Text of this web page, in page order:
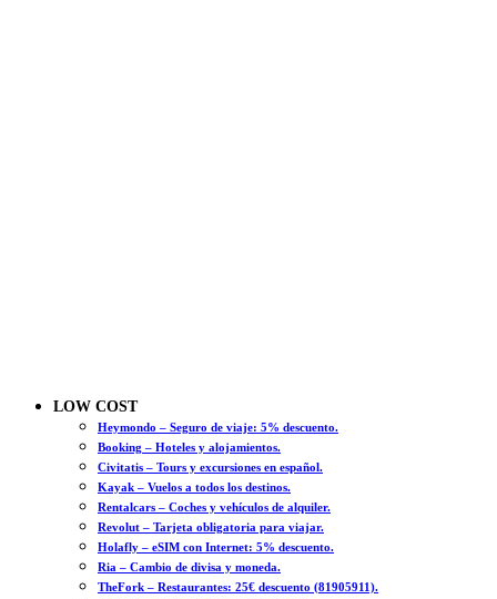
LOW COST
Heymondo – Seguro de viaje: 5% descuento.
Booking – Hoteles y alojamientos.
Civitatis – Tours y excursiones en español.
Kayak – Vuelos a todos los destinos.
Rentalcars – Coches y vehículos de alquiler.
Revolut – Tarjeta obligatoria para viajar.
Holafly – eSIM con Internet: 5% descuento.
Ria – Cambio de divisa y moneda.
TheFork – Restaurantes: 25€ descuento (81905911).